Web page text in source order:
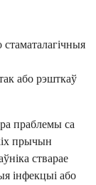
або рэшткаў
праблемы са
прычын
стварае
інфекцыі або